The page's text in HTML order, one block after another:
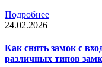
Подробнее
24.02.2026
Как снять замок с
различных типов